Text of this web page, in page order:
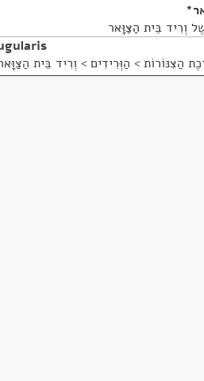
*
וְרִיד בֵּית הַצַּוָּאר
הַצִּנּוֹרוֹת > הַוְּרִידִים > וְרִיד בֵּית